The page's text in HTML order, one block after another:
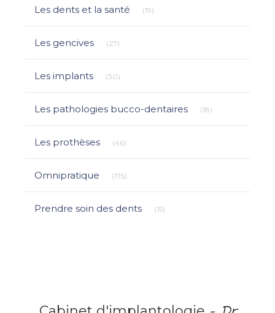
Les dents et la santé (19)
Les gencives (27)
Les implants (30)
Les pathologies bucco-dentaires (18)
Les prothèses (46)
Omnipratique (175)
Prendre soin des dents (15)